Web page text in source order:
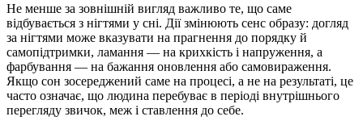
Не менше за зовнішній вигляд важливо те, що саме
відбувається з нігтями у сні. Дії змінюють сенс образу: догляд
за нігтями може вказувати на прагнення до порядку й
самопідтримки, ламання — на крихкість і напруження, а
фарбування — на бажання оновлення або самовираження.
Якщо сон зосереджений саме на процесі, а не на результаті, це
часто означає, що людина перебуває в періоді внутрішнього
перегляду звичок, меж і ставлення до себе.